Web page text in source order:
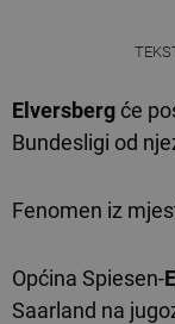
Elversberg će
Bundesligi od
Fenomen iz
Općina Spiesen-
Saarland na